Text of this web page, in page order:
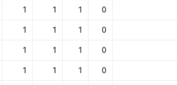
0
1
1
1
0
1
1
1
0
1
1
1
0
1
1
1